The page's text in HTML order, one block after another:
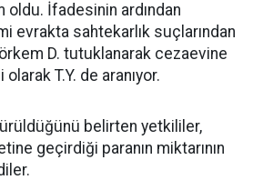
İfadesinin ardından
evrakta sahtekarlık suçlarından
D. tutuklanarak cezaevine
T.Y. de aranıyor.
belirten yetkililer,
geçirdiği paranın miktarının